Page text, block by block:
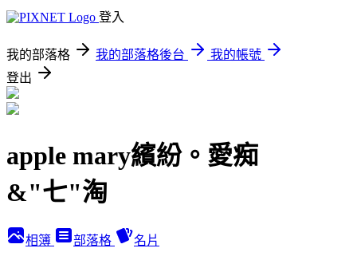
登入
我的部落格 我的部落格後台
我的帳號
登出
apple mary繽紛。愛痴
&"七"淘
相簿 部落格 名片